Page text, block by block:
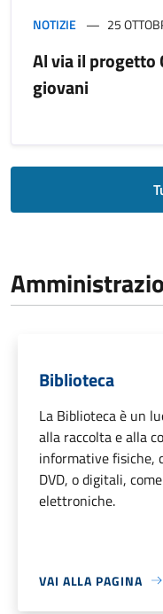
NOTIZIE 25
Al via il progetto
giovani
Biblioteca
La Biblioteca è un
alla raccolta e alla
informative fisiche,
DVD, o digitali,
elettroniche.
VAI ALLA PAGINA